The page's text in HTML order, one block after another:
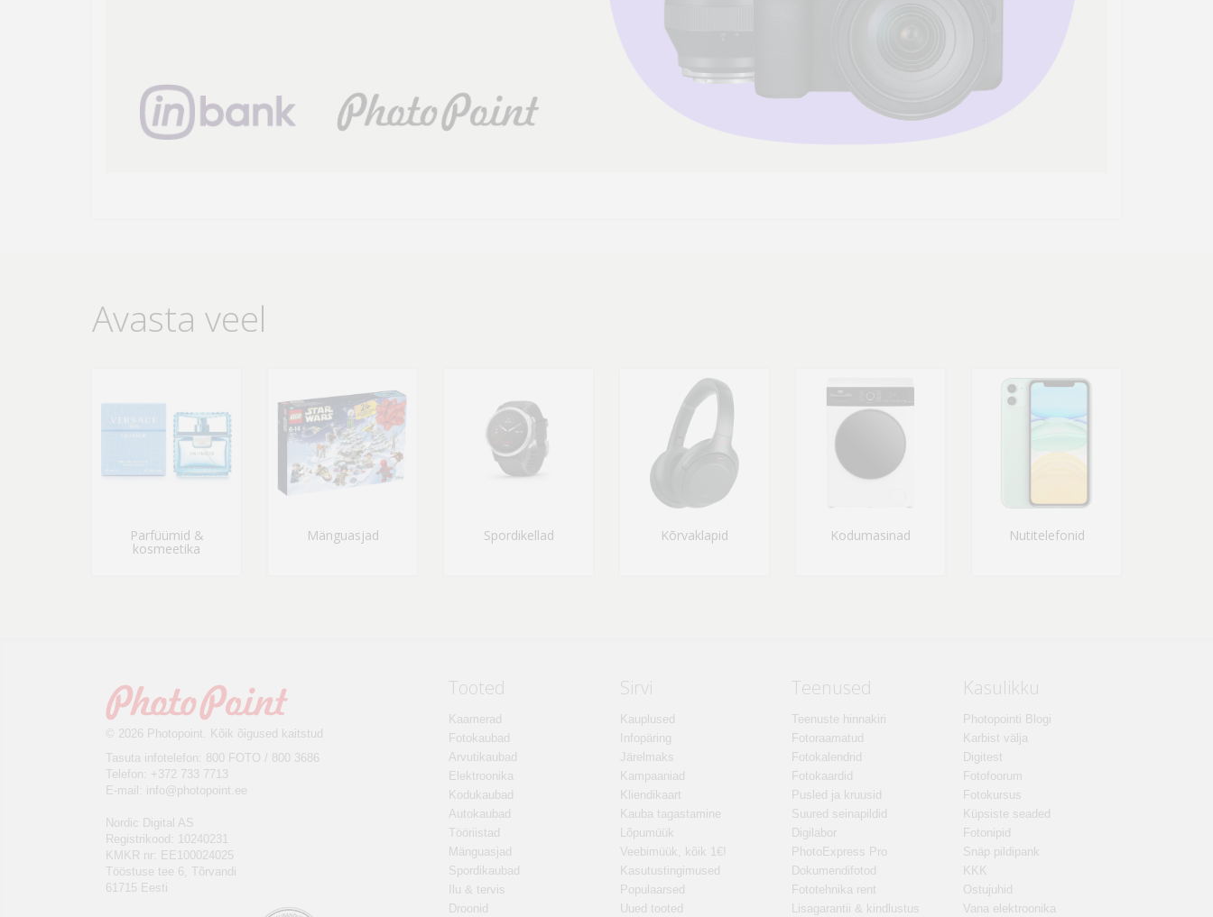
Avasta veel
Parfüümid &
kosmeetika
Mänguasjad Spordikellad Kõrvaklapid Kodumasinad Nutitelefonid
© 2026 Photopoint. Kõik õigused kaitstud
Tasuta infotelefon: 800 FOTO / 800 3686
Telefon: +372 733 7713
E-mail: info@photopoint.ee
Nordic Digital AS
Registrikood: 10240231
KMKR nr: EE100024025
Tööstuse tee 6, Tõrvandi
61715 Eesti
Tooted
Kaamerad
Fotokaubad
Arvutikaubad
Elektroonika
Kodukaubad
Autokaubad
Tööriistad
Mänguasjad
Spordikaubad
Ilu & tervis
Droonid
Sirvi
Kauplused
Infopäring
Järelmaks
Kampaaniad
Kliendikaart
Kauba tagastamine
Lõpumüük
Veebimüük, kõik 1€!
Kasutustingimused
Populaarsed
Uued tooted
Teenused
Teenuste hinnakiri
Fotoraamatud
Fotokalendrid
Fotokaardid
Pusled ja kruusid
Suured seinapildid
Digilabor
PhotoExpress Pro
Dokumendifotod
Fototehnika rent
Lisagarantii & kindlustus
Kasulikku
Photopointi Blogi
Karbist välja
Digitest
Fotofoorum
Fotokursus
Küpsiste seaded
Fotonipid
Snäp pildipank
KKK
Ostujuhid
Vana elektroonika